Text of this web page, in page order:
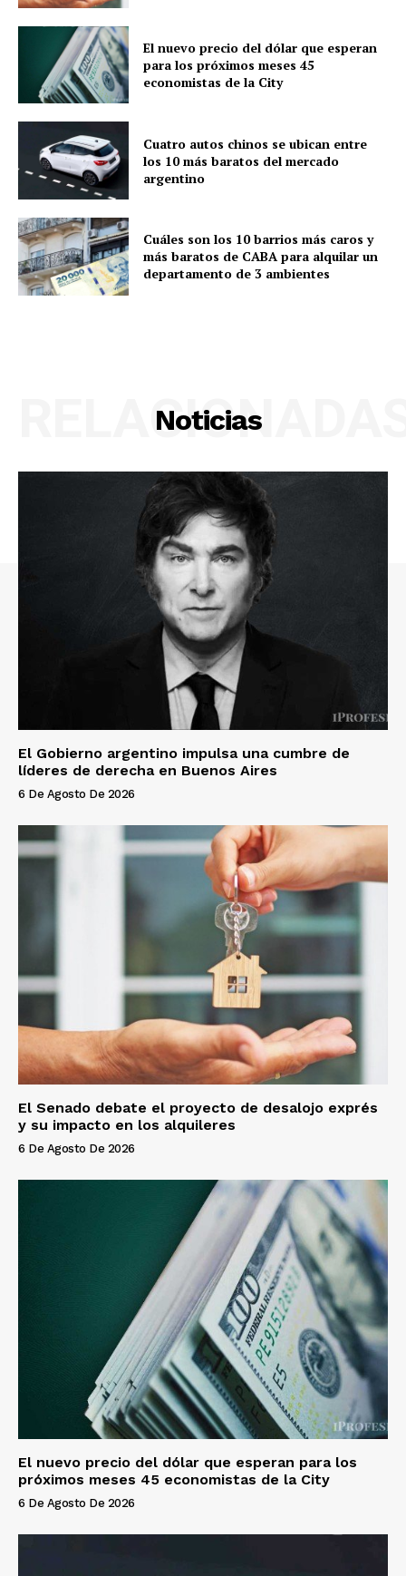
El nuevo precio del dólar que esperan
para los próximos meses 45
economistas de la City
Cuatro autos chinos se ubican entre
los 10 más baratos del mercado
argentino
Cuáles son los 10 barrios más caros y
más baratos de CABA para alquilar un
departamento de 3 ambientes
Noticias
El Gobierno argentino impulsa una cumbre de
líderes de derecha en Buenos Aires
6 De Agosto De 2026
El Senado debate el proyecto de desalojo exprés
y su impacto en los alquileres
6 De Agosto De 2026
El nuevo precio del dólar que esperan para los
próximos meses 45 economistas de la City
6 De Agosto De 2026